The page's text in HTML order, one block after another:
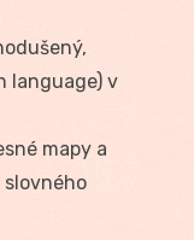
language) v
mapy a